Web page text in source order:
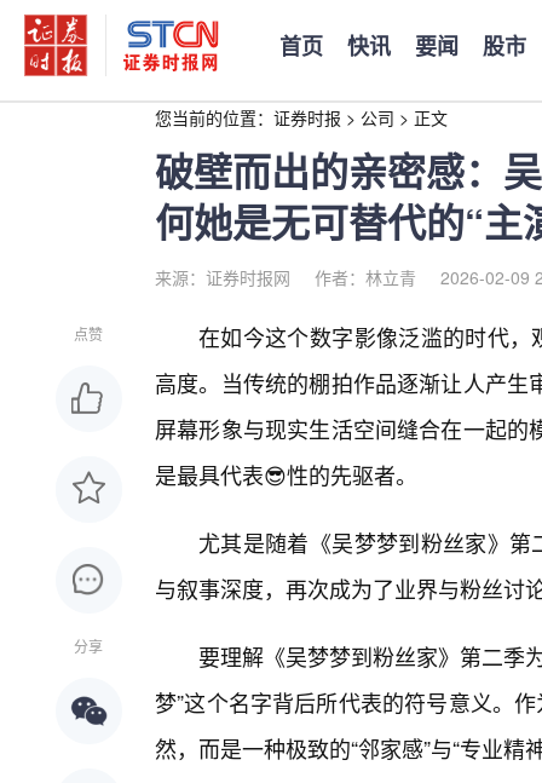
首页 快讯 要闻 股市
您当前的位置： 证券时报 > 公司 > 正文
破壁而出的亲密感：
何她是无可替代的“主
来源：证券时报网 作者：林立青 2026-02-09
点赞
分享
在如今这个数字影像泛滥的时代，
高度。当传统的棚拍作品逐渐让人产
屏幕形象与现实生活空间缝合在一起
是最具代表😎性的先驱者。
尤其是随着《吴梦梦到粉丝家》第
与叙事深度，再次成为了业界与粉丝讨
要理解《吴梦梦到粉丝家》第二季
梦”这个名字背后所代表的符号意义。
然，而是一种极致的“邻家感”与“专业